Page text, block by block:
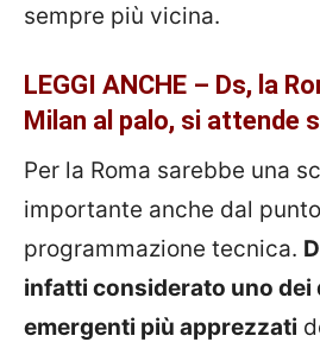
sempre più vicina.
LEGGI ANCHE – Ds, la
Milan al palo, si attende
Per la Roma sarebbe una
importante anche dal
programmazione tecnica.
infatti considerato uno dei
emergenti più apprezzati